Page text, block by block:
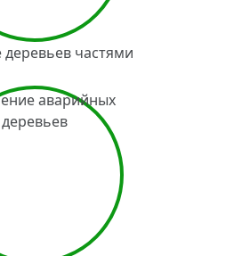
деревьев частями